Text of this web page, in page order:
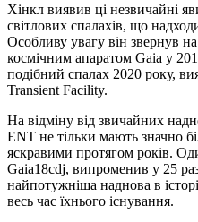
Хінкл виявив ці незвичайні
світлових спалахів, що
Особливу увагу він звернув
космічним апаратом Gaia у
подібний спалах 2020 року,
Transient Facility.
На відміну від звичайних
ENT не тільки мають значно
яскравими протягом років.
Gaia18cdj, випроменив у 25
найпотужніша наднова в
весь час їхнього існування.